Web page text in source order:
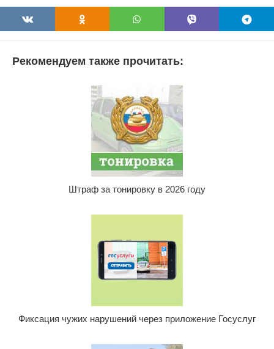
Рекомендуем также прочитать:
Штраф за тонировку в 2026 году
Фиксация чужих нарушений через приложение Госуслуг